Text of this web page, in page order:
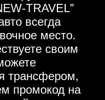
TRAVEL”
всегда
место.
своим
трансфером,
промокод на